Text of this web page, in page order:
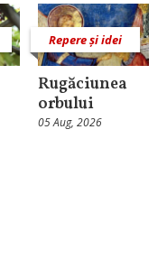
Repere și idei
Rugăciunea
orbului
05 Aug, 2026